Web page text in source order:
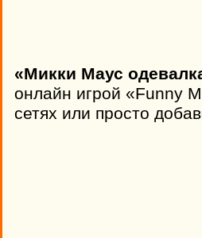
«Микки Маус
онлайн игрой «Funny
сетях или просто